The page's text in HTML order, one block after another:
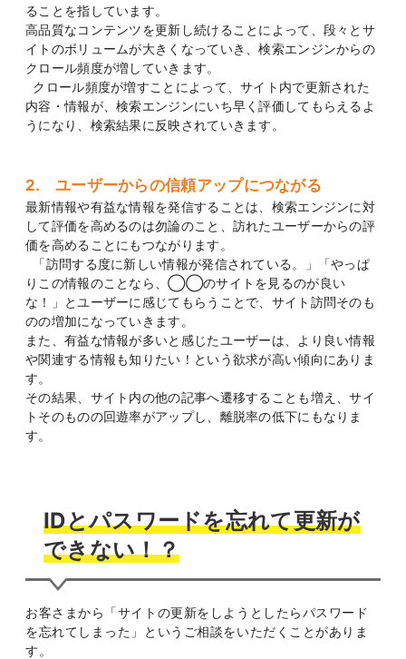
ることを指しています。
高品質なコンテンツを更新し続けることによって、段々とサ
イトのボリュームが大きくなっていき、検索エンジンからの
クロール頻度が増していきます。
クロール頻度が増すことによって、サイト内で更新された
内容・情報が、検索エンジンにいち早く評価してもらえるよ
うになり、検索結果に反映されていきます。
2. ユーザーからの信頼アップにつながる
最新情報や有益な情報を発信することは、検索エンジンに対
して評価を高めるのは勿論のこと、訪れたユーザーからの評
価を高めることにもつながります。
「訪問する度に新しい情報が発信されている。」「やっぱ
りこの情報のことなら、◯◯のサイトを見るのが良い
な！」とユーザーに感じてもらうことで、サイト訪問そのも
のの増加になっていきます。
また、有益な情報が多いと感じたユーザーは、より良い情報
や関連する情報も知りたい！という欲求が高い傾向にありま
す。
その結果、サイト内の他の記事へ遷移することも増え、サイ
トそのものの回遊率がアップし、離脱率の低下にもなりま
す。
IDとパスワードを忘れて更新が
できない！？
お客さまから「サイトの更新をしようとしたらパスワード
を忘れてしまった」というご相談をいただくことがありま
す。